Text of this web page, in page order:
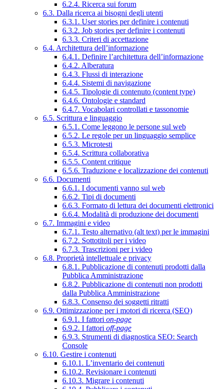
6.2.4. Ricerca sui forum
6.3. Dalla ricerca ai bisogni degli utenti
6.3.1. User stories per definire i contenuti
6.3.2. Job stories per definire i contenuti
6.3.3. Criteri di accettazione
6.4. Architettura dell’informazione
6.4.1. Definire l’architettura dell’informazione
6.4.2. Alberatura
6.4.3. Flussi di interazione
6.4.4. Sistemi di navigazione
6.4.5. Tipologie di contenuto (content type)
6.4.6. Ontologie e standard
6.4.7. Vocabolari controllati e tassonomie
6.5. Scrittura e linguaggio
6.5.1. Come leggono le persone sul web
6.5.2. Le regole per un linguaggio semplice
6.5.3. Microtesti
6.5.4. Scrittura collaborativa
6.5.5. Content critique
6.5.6. Traduzione e localizzazione dei contenuti
6.6. Documenti
6.6.1. I documenti vanno sul web
6.6.2. Tipi di documenti
6.6.3. Formato di lettura dei documenti elettronici
6.6.4. Modalità di produzione dei documenti
6.7. Immagini e video
6.7.1. Testo alternativo (alt text) per le immagini
6.7.2. Sottotitoli per i video
6.7.3. Trascrizioni per i video
6.8. Proprietà intellettuale e privacy
6.8.1. Pubblicazione di contenuti prodotti dalla
Pubblica Amministrazione
6.8.2. Pubblicazione di contenuti non prodotti
dalla Pubblica Amministrazione
6.8.3. Consenso dei soggetti ritratti
6.9. Ottimizzazione per i motori di ricerca (SEO)
6.9.1. I fattori on-page
6.9.2. I fattori off-page
6.9.3. Strumenti di diagnostica SEO: Search
Console
6.10. Gestire i contenuti
6.10.1. L’inventario dei contenuti
6.10.2. Revisionare i contenuti
6.10.3. Migrare i contenuti